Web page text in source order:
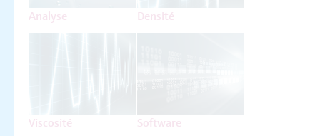
Analyse Densité
Viscosité Software